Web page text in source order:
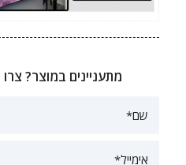
מתעניינים במוצר?